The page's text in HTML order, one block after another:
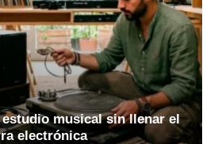
musical sin llenar el
electrónica